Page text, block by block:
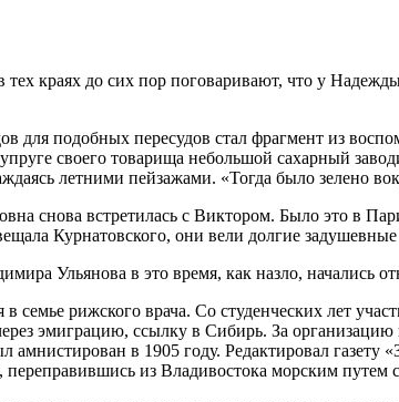
краях до сих пор поговаривают, что у
подобных пересудов стал фрагмент из
своего товарища небольшой сахарный
летними пейзажами. «Тогда было зелено
снова встретилась с Виктором. Было это в
Курнатовского, они вели долгие
Ульянова в это время, как назло, начались
рижского врача. Со студенческих лет
эмиграцию, ссылку в Сибирь. За
в 1905 году. Редактировал газету
из Владивостока морским